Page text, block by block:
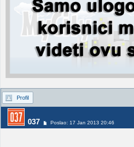
Profil
037 Poslao: 17 Jan 2013 20:46